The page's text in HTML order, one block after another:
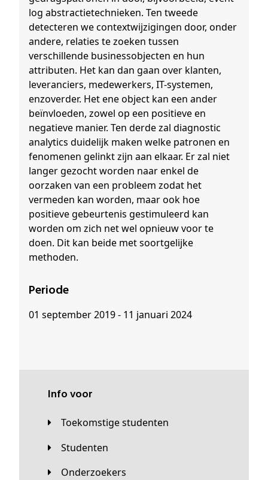
log abstractietechnieken. Ten tweede
detecteren we contextwijzigingen door, onder
andere, relaties te zoeken tussen
verschillende businessobjecten en hun
attributen. Het kan dan gaan over klanten,
leveranciers, medewerkers, IT-systemen,
enzoverder. Het ene object kan een ander
beïnvloeden, zowel op een positieve en
negatieve manier. Ten derde zal diagnostic
analytics duidelijk maken welke patronen en
fenomenen gelinkt zijn aan elkaar. Er zal niet
langer gezocht worden naar enkel de
oorzaken van een probleem zodat het
vermeden kan worden, maar ook hoe
positieve gebeurtenis gestimuleerd kan
worden om zich net wel opnieuw voor te
doen. Dit kan beide met soortgelijke
methoden.
Periode
01 september 2019 - 11 januari 2024
Info voor
Toekomstige studenten
Studenten
Onderzoekers